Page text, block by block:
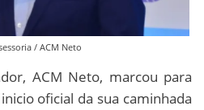
/ ACM Neto
ACM Neto, marcou para
oficial da sua caminhada